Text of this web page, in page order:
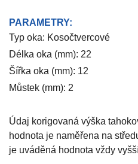
PARAMETRY:
Typ oka: Kosočtvercové
Délka oka (mm): 22
Šířka oka (mm): 12
Můstek (mm): 2
Údaj korigovaná výška
hodnota je naměřena na
je uváděná hodnota vždy